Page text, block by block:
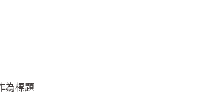
為標題